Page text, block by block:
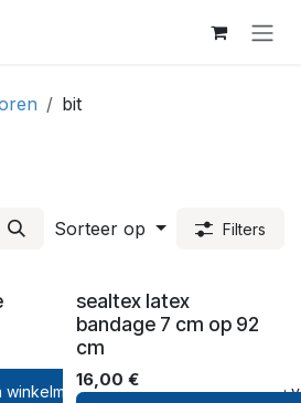
bit
Sorteer op
Filters
winkelmandje Toevoegen aan
sealtex latex
bandage 7 cm op 92
cm
16,00 €